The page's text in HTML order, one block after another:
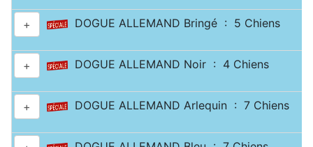
+ DOGUE ALLEMAND Bringé : 5 Chiens
+ DOGUE ALLEMAND Noir : 4 Chiens
+ DOGUE ALLEMAND Arlequin : 7 Chiens